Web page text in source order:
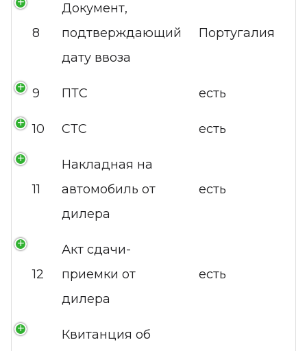
8
Документ,
подтверждающий
дату ввоза
Португалия
9 ПТС есть
10 СТС есть
11
Накладная на
автомобиль от
дилера
есть
12
Акт сдачи-
приемки от
дилера
есть
Квитанция об